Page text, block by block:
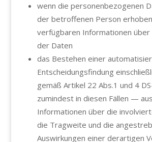
wenn die personenbezogenen
der betroffenen Person
verfügbaren Informationen
der Daten
das Bestehen einer
Entscheidungsfindung
gemäß Artikel 22 Abs.1 und 4
zumindest in diesen Fällen —
Informationen über die
die Tragweite und die
Auswirkungen einer derartigen